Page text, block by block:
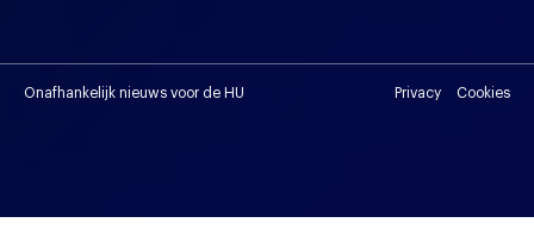
Onafhankelijk nieuws voor de HU Privacy Cookies